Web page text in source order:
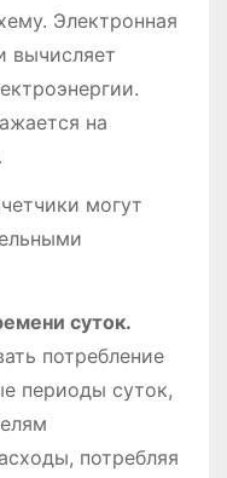
Электронная
вычисляет
на
могут
суток.
потребление
периоды суток,
потребляя